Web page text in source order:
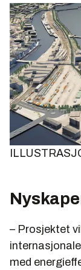
– Prosjektet
med